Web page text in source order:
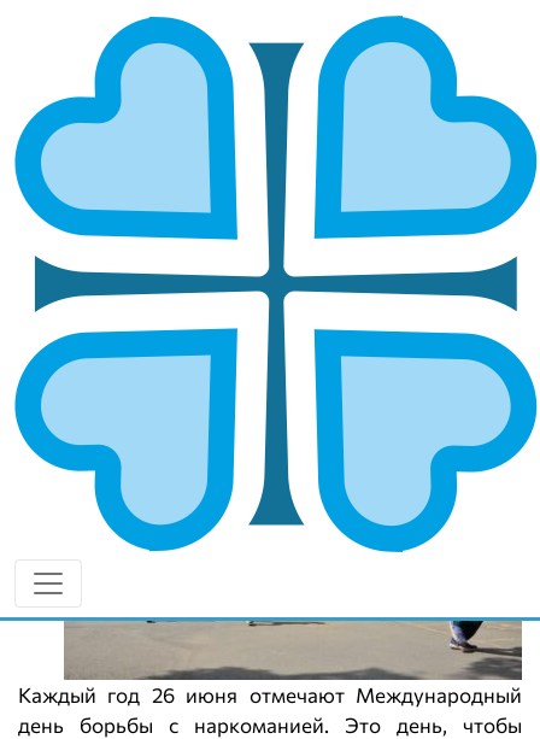
УФИМСКАЯ ЕПАРХИЯ ПРОВЕЛА
АКЦИЮ ПРОТИВ НАРКОМАНИИ:
«МЫ ВЫБИРАЕМ ТРЕЗВОСТЬ»
НОВОСТИ
УФИМСКАЯ ЕПАРХИЯ ПРОВЕЛА АКЦИЮ ПРОТИВ НАРКОМАНИИ:
«МЫ ВЫБИРАЕМ ТРЕЗВОСТЬ»
Каждый год 26 июня отмечают Международный
день борьбы с наркоманией. Это день, чтобы